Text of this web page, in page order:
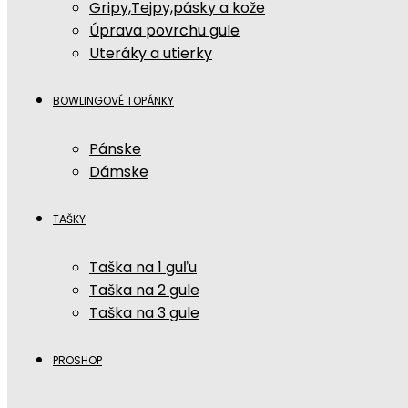
Gripy,Tejpy,pásky a kože
Úprava povrchu gule
Uteráky a utierky
BOWLINGOVÉ TOPÁNKY
Pánske
Dámske
TAŠKY
Taška na 1 guľu
Taška na 2 gule
Taška na 3 gule
PROSHOP